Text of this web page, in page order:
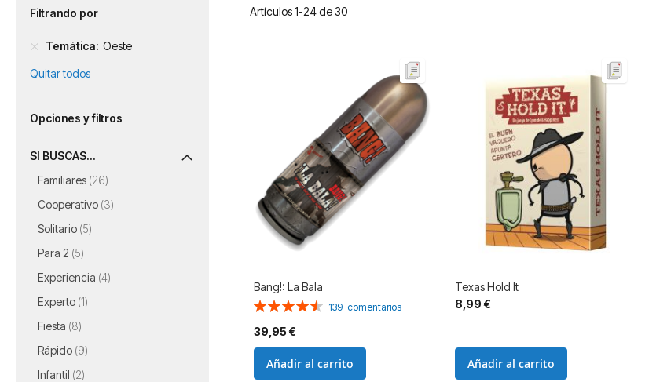
Artículos1-24de30
Bang!: La Bala
Valoración:
139 comentarios
39,95 €
Añadir al carrito
Texas Hold It
8,99 €
Añadir al carrito
Filtrando por
Temática Oeste
Quitar todos
Opciones y filtros
SI BUSCAS...
Familiares 26
artículos
Cooperativo 3
artículos
Solitario 5
artículos
Para 2 5
artículos
Experiencia 4
artículos
Experto 1
artículo
Fiesta 8
artículos
Rápido 9
artículos
Infantil 2
artículos